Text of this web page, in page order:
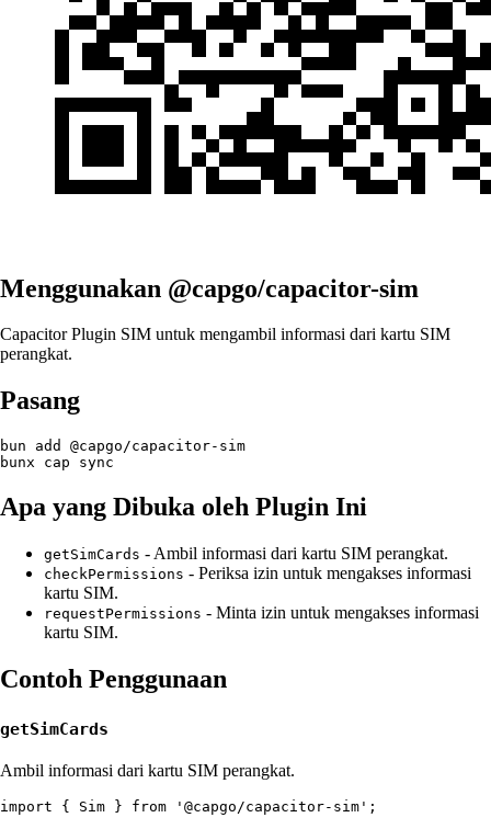
Menggunakan @capgo/capacitor-sim
Capacitor Plugin SIM untuk mengambil informasi dari kartu SIM
perangkat.
Pasang
bun add @capgo/capacitor-sim
Apa yang Dibuka oleh Plugin Ini
getSimCards - Ambil informasi dari kartu SIM perangkat.
checkPermissions - Periksa izin untuk mengakses informasi
kartu SIM.
requestPermissions - Minta izin untuk mengakses informasi
kartu SIM.
Contoh Penggunaan
getSimCards
Ambil informasi dari kartu SIM perangkat.
import { Sim } from '@capgo/capacitor-sim';